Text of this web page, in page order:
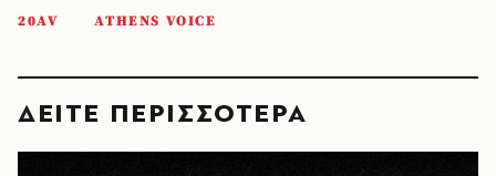
20AV ATHENS VOICE
ΔΕΙΤΕ ΠΕΡΙΣΣΟΤΕΡΑ